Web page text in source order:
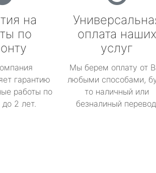
на
по
гарантию
работы по
2 лет.
оплата наших
услуг
Мы берем оплату от
любыми способами,
то наличный или
безналиный